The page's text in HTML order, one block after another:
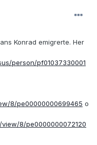
Konrad emigrerte. Her
person/pf01037330001
8/pe00000000699465 o
8/pe0000000072120